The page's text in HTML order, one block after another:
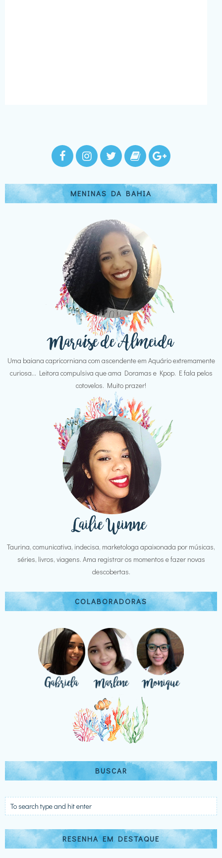
MENINAS DA BAHIA
Uma baiana capricorniana com ascendente em Aquário extremamente
curiosa... Leitora compulsiva que ama Doramas e Kpop. E fala pelos
cotovelos. Muito prazer!
Taurina, comunicativa, indecisa, marketologa apaixonada por músicas,
séries, livros, viagens. Ama registrar os momentos e fazer novas
descobertas.
COLABORADORAS
BUSCAR
RESENHA EM DESTAQUE